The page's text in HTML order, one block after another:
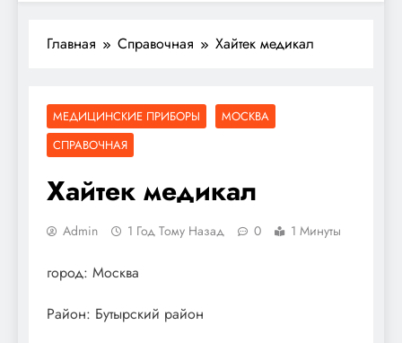
Главная Справочная Хайтек медикал
МЕДИЦИНСКИЕ ПРИБОРЫ
МОСКВА
СПРАВОЧНАЯ
Хайтек медикал
Admin 1 Год Тому Назад 0 1 Минуты
город: Москва
Район: Бутырский район